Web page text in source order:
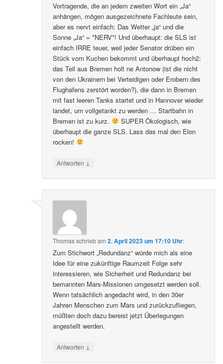
Vortragende, die an jedem zweiten Wort ein „Ja“
anhängen, mögen ausgezeichnete Fachleute sein,
aber es nervt einfach: Das Wetter „ja“ und die
Sonne „Ja“ = *NERV*! Und überhaupt: die SLS ist
einfach IRRE teuer, weil jeder Senator drüben ein
Stück vom Kuchen bekommt und überhaupt hoch2:
das Teil aus Bremen holt ne Antonow (ist die nicht
von den Ukrainern bei Verteidigen oder Erobern des
Flughafens zerstört worden?), die dann in Bremen
mit fast leeren Tanks startet und in Hannover wieder
landet, um vollgetankt zu werden … Startbahn in
Bremen ist zu kurz.
SUPER Ökologisch, wie
überhaupt die ganze SLS. Lass das mal den Elon
rocken!
Antworten ↓
Thomasschriebam2. April 2023 um 17:10 Uhr:
Zum Stichwort „Redundanz“ würde mich als eine
Idee für eine zukünftige Raumzeit Folge sehr
interessieren, wie Sicherheit und Redundanz bei
bemannten Mars-Missionen umgesetzt werden soll.
Wenn tatsächlich angedacht wird, in den 30er
Jahren Menschen zum Mars und zurückzufliegen,
müßten doch dazu bereist jetzt Überlegungen
angestellt werden.
Antworten ↓